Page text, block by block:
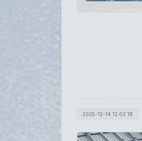
2025-12-14 12:03:18